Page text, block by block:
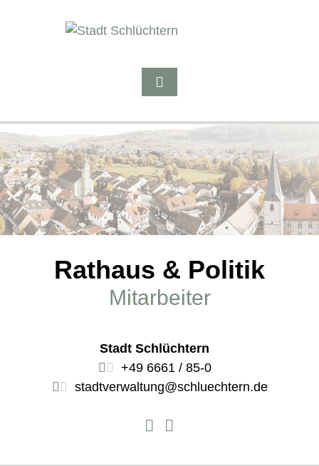
Rathaus & Politik
Mitarbeiter
Stadt Schlüchtern
+49 6661 / 85-0
stadtverwaltung@schluechtern.de